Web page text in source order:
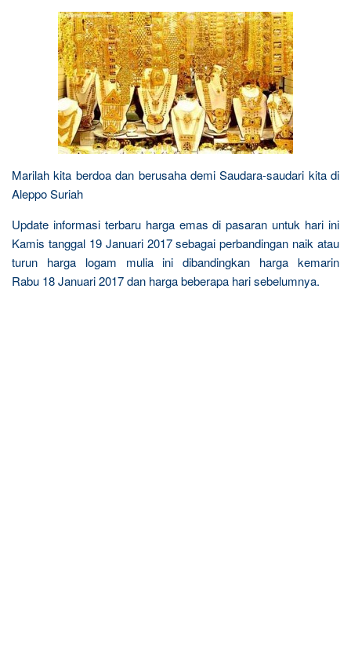
Marilah kita berdoa dan berusaha demi Saudara-saudari kita di
Aleppo Suriah
Update informasi terbaru harga emas di pasaran untuk hari ini
Kamis tanggal 19 Januari 2017 sebagai perbandingan naik atau
turun harga logam mulia ini dibandingkan harga kemarin
Rabu 18 Januari 2017 dan harga beberapa hari sebelumnya.